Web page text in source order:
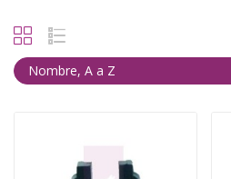
Nombre, A a Z